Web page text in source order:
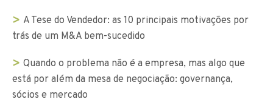
A Tese do Vendedor: as 10 principais motivações por
trás de um M&A bem-sucedido
Quando o problema não é a empresa, mas algo que
está por além da mesa de negociação: governança,
sócios e mercado